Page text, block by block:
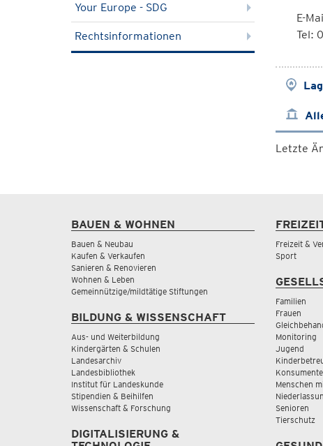
Your Europe - SDG
Rechtsinformationen
E-
Tel:
Letzte
BAUEN & WOHNEN
Bauen & Neubau
Kaufen & Verkaufen
Sanieren & Renovieren
Wohnen & Leben
Gemeinnützige/mildtätige Stiftungen
BILDUNG & WISSENSCHAFT
Aus- und Weiterbildung
Kindergärten & Schulen
Landesarchiv
Landesbibliothek
Institut für Landeskunde
Stipendien & Beihilfen
Wissenschaft & Forschung
DIGITALISIERUNG &
Freizeit &
Sport
Familien
Frauen
Monitoring
Jugend
Menschen
Senioren
Tierschutz